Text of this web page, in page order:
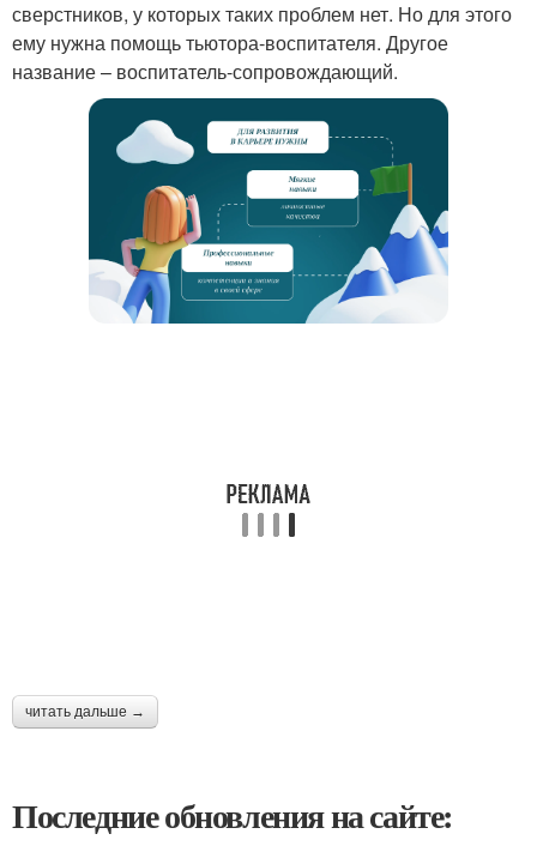
сверстников, у которых таких проблем нет. Но для этого
ему нужна помощь тьютора-воспитателя. Другое
название – воспитатель-сопровождающий.
читать дальше →
Последние обновления на сайте: